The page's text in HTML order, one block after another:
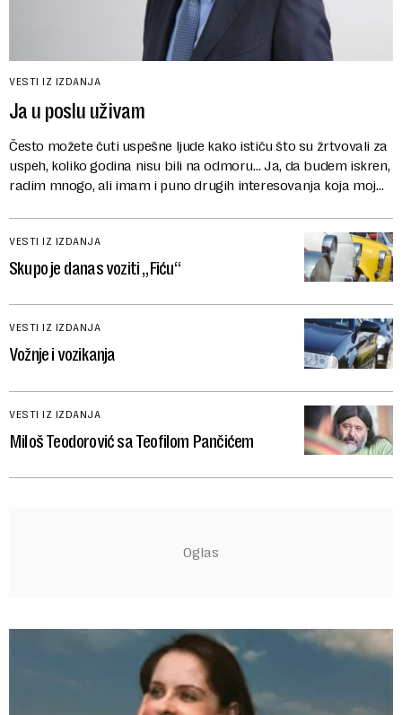
VESTI IZ IZDANJA
Ja u poslu uživam
Često možete čuti uspešne ljude kako ističu što su žrtvovali za
uspeh, koliko godina nisu bili na odmoru… Ja, da budem iskren,
radim mnogo, ali imam i puno drugih interesovanja koja moj
VESTI IZ IZDANJA
Skupo je danas voziti „Fiću“
VESTI IZ IZDANJA
Vožnje i vozikanja
VESTI IZ IZDANJA
Miloš Teodorović sa Teofilom Pančićem